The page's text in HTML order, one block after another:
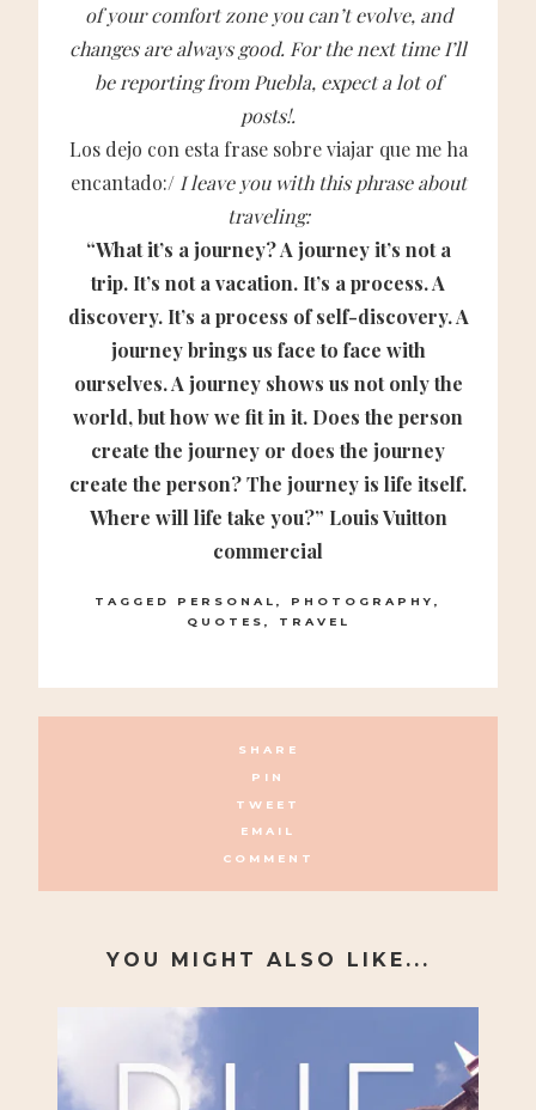
of your comfort zone you can’t evolve, and
changes are always good. For the next time I’ll
be reporting from Puebla, expect a lot of
posts!.
Los dejo con esta frase sobre viajar que me ha
encantado:/I leave you with this phrase about
traveling:
“What it’s a journey? A journey it’s not a
trip. It’s not a vacation. It’s a process. A
discovery. It’s a process of self-discovery. A
journey brings us face to face with
ourselves. A journey shows us not only the
world, but how we fit in it. Does the person
create the journey or does the journey
create the person? The journey is life itself.
Where will life take you?” Louis Vuitton
commercial
TAGGED PERSONAL PHOTOGRAPHY
QUOTES
TRAVEL
SHARE
PIN
TWEET
EMAIL
COMMENT
YOU MIGHT ALSO LIKE...